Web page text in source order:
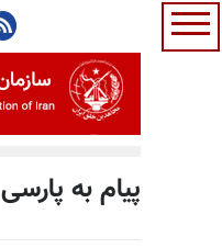
پیام به پارسی